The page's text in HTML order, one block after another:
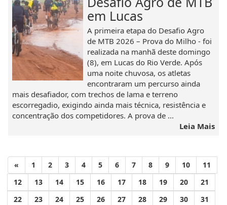
em Lucas
A primeira etapa do Desafio Agro
de MTB 2026 – Prova do Milho - foi
realizada na manhã deste domingo
(8), em Lucas do Rio Verde. Após
uma noite chuvosa, os atletas
encontraram um percurso ainda
mais desafiador, com trechos de lama e terreno
escorregadio, exigindo ainda mais técnica, resistência e
concentração dos competidores. A prova de ...
Leia Mais
« 1 2 3 4 5 6 7 8 9 10
11
12
13 14 15 16 17 18 19 20
21
22
23 24 25 26 27 28 29 30
31